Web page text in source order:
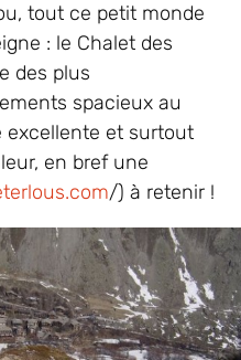
tout ce petit monde
: le Chalet des
des plus
spacieux au
excellente et surtout
en bref une
/) à retenir !